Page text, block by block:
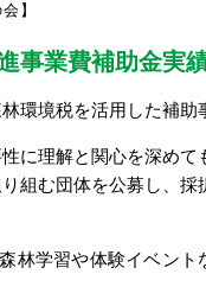
】
事業費補助金実
環境税を活用した補助
に理解と関心を深めて
組む団体を公募し、採
林学習や体験イベント